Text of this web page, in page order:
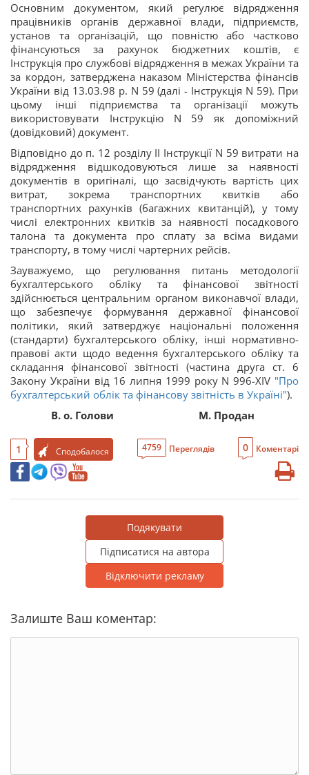
Основним документом, який регулює відрядження
працівників органів державної влади, підприємств,
установ та організацій, що повністю або частково
фінансуються за рахунок бюджетних коштів, є
Інструкція про службові відрядження в межах України та
за кордон, затверджена наказом Міністерства фінансів
України від 13.03.98 р. N 59 (далі - Інструкція N 59). При
цьому інші підприємства та організації можуть
використовувати Інструкцію N 59 як допоміжний
(довідковий) документ.
Відповідно до п. 12 розділу II Інструкції N 59 витрати на
відрядження відшкодовуються лише за наявності
документів в оригіналі, що засвідчують вартість цих
витрат, зокрема транспортних квитків або
транспортних рахунків (багажних квитанцій), у тому
числі електронних квитків за наявності посадкового
талона та документа про сплату за всіма видами
транспорту, в тому числі чартерних рейсів.
Зауважуємо, що регулювання питань методології
бухгалтерського обліку та фінансової звітності
здійснюється центральним органом виконавчої влади,
що забезпечує формування державної фінансової
політики, який затверджує національні положення
(стандарти) бухгалтерського обліку, інші нормативно-
правові акти щодо ведення бухгалтерського обліку та
складання фінансової звітності (частина друга ст. 6
Закону України від 16 липня 1999 року N 996-XIV "Про
бухгалтерський облік та фінансову звітність в Україні").
В. о. Голови
М. Продан
1 Сподобалося 4759 Переглядів 0 Коментарі
Подякувати
Підписатися на автора
Відключити рекламу
Залиште Ваш коментар: